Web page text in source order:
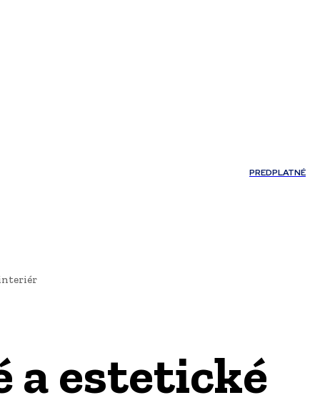
PREDPLATNÉ
interiér
a estetické